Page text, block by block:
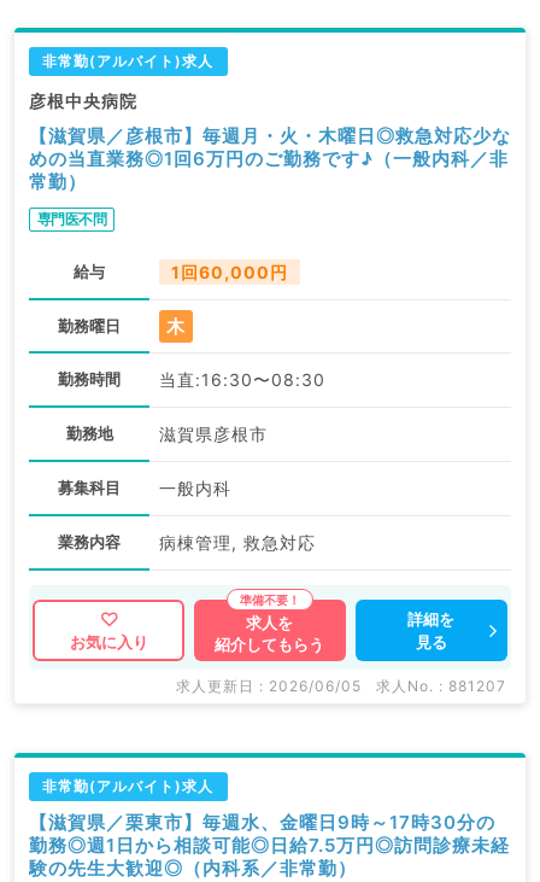
非常勤(アルバイト)求人
彦根中央病院
【滋賀県／彦根市】毎週月・火・木曜日◎救急対応少な
めの当直業務◎1回6万円のご勤務です♪（一般内科／非
常勤）
専門医不問
給与 1回60,000円
勤務曜日 木
勤務時間 当直:16:30〜08:30
勤務地 滋賀県彦根市
募集科目 一般内科
業務内容 病棟管理, 救急対応
お気に入り
求人を
紹介してもらう
詳細を
見る
求人更新日 : 2026/06/05 求人No. : 881207
非常勤(アルバイト)求人
【滋賀県／栗東市】毎週水、金曜日9時～17時30分の
勤務◎週1日から相談可能◎日給7.5万円◎訪問診療未経
験の先生大歓迎◎（内科系／非常勤）